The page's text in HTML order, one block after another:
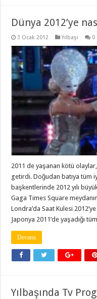
Dünya 2012’ye
3 Ocak 2012 Yılbaşı 0
2011 de yaşanan kötü
getirdi. Doğudan batıya tüm
başkentlerinde 2012 yılı
Gaga Times Square
Londra’da Saat Kulesi
Japonya 2011’de yaşadığı
Devamı
Yılbaşında Tv